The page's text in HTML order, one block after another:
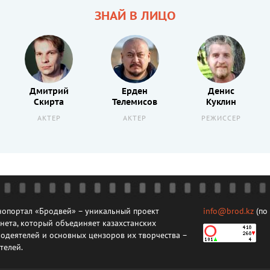
ЗНАЙ В ЛИЦО
Дмитрий
Скирта
АКТЕР
Ерден
Телемисов
АКТЕР
Денис
Куклин
РЕЖИССЕР
«Бродвей» – уникальный проект
который объединяет казахстанских
и основных цензоров их творчества –
info@brod.kz (по